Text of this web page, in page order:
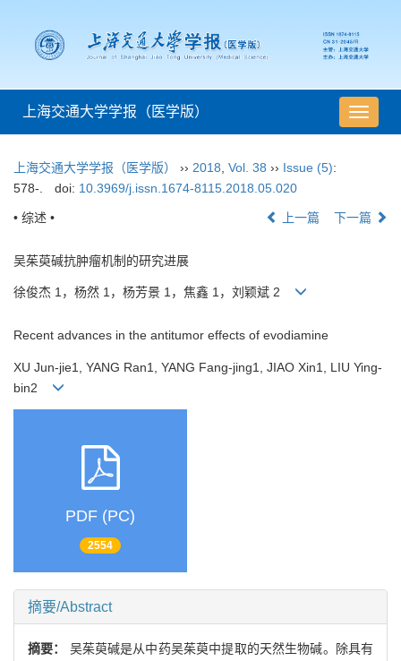
导
航
上海交通大学学报（医学版）
上海交通大学学报（医学版） ›› 2018 Vol. 38 ›› Issue (5):
578-.
doi: 10.3969/j.issn.1674-8115.2018.05.020
• 综述 • 上一篇 下一篇
吴茱萸碱抗肿瘤机制的研究进展
徐俊杰 1，杨然 1，杨芳景 1，焦鑫 1，刘颖斌 2
Recent advances in the antitumor effects of evodiamine
XU Jun-jie1, YANG Ran1, YANG Fang-jing1, JIAO Xin1, LIU Ying-
bin2
PDF (PC)
2554
摘要/Abstract
摘要： 吴茱萸碱是从中药吴茱萸中提取的天然生物碱。除具有